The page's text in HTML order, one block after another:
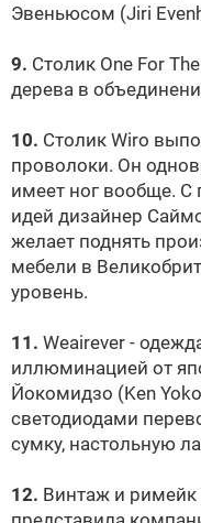
Эвеньюсом (Jiri
9. Столик One For
дерева в
10. Столик Wiro
проволоки. Он
имеет ног вообще.
идей дизайнер
желает поднять
мебели в
уровень.
11. Weairever -
иллюминацией от
Йокомидзо (Ken
светодиодами
сумку, настольную
12. Винтаж и римейк